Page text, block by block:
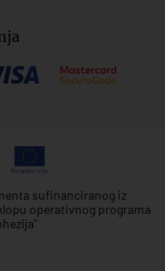
sufinanciranog iz
operativnog programa